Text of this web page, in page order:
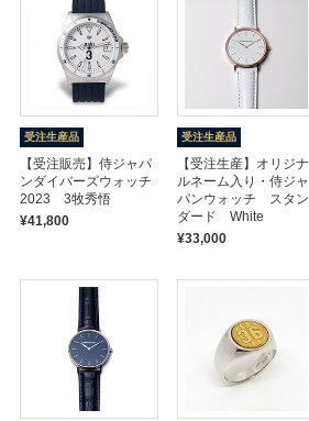
受注生産品
【受注販売】侍ジャパ
ンダイバーズウォッチ
2023 3牧秀悟
¥41,800
受注生産品
【受注生産】オリジナ
ルネーム入り・侍ジャ
パンウォッチ スタン
ダード White
¥33,000